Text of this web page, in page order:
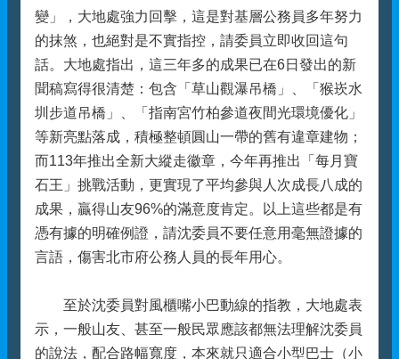
變」，大地處強力回擊，這是對基層公務員多年努力
的抹煞，也絕對是不實指控，請委員立即收回這句
話。大地處指出，這三年多的成果已在6日發出的新
聞稿寫得很清楚：包含「草山觀瀑吊橋」、「猴崁水
圳步道吊橋」、「指南宮竹柏參道夜間光環境優化」
等新亮點落成，積極整頓圓山一帶的舊有違章建物；
而113年推出全新大縱走徽章，今年再推出「每月寶
石王」挑戰活動，更實現了平均參與人次成長八成的
成果，贏得山友96%的滿意度肯定。以上這些都是有
憑有據的明確例證，請沈委員不要任意用毫無證據的
言語，傷害北市府公務人員的長年用心。
至於沈委員對風櫃嘴小巴動線的指教，大地處表
示，一般山友、甚至一般民眾應該都無法理解沈委員
的說法，配合路幅寬度，本來就只適合小型巴士（小